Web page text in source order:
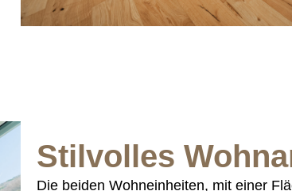
Stilvolles
Die beiden Wohneinheiten, mit einer